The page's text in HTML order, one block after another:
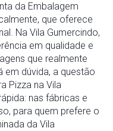
da Embalagem
que oferece
Na Vila Gumercindo,
em qualidade e
que realmente
em dúvida, a questão
Pizza na Vila
nas fábricas e
para quem prefere o
da Vila